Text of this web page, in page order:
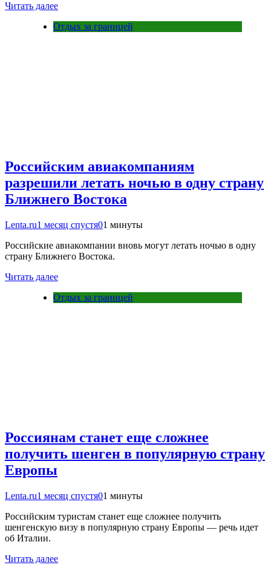
Читать далее
Отдых за границей
Российским авиакомпаниям
разрешили летать ночью в одну страну
Ближнего Востока
Lenta.ru1 месяц спустя01 минуты
Российские авиакомпании вновь могут летать ночью в одну
страну Ближнего Востока.
Читать далее
Отдых за границей
Россиянам станет еще сложнее
получить шенген в популярную страну
Европы
Lenta.ru1 месяц спустя01 минуты
Российским туристам станет еще сложнее получить
шенгенскую визу в популярную страну Европы — речь идет
об Италии.
Читать далее